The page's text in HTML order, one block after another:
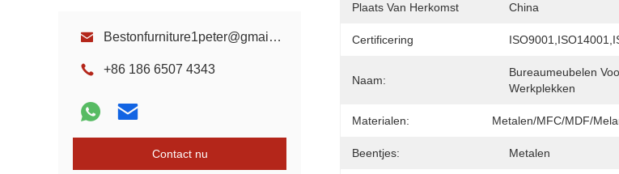
Bestonfurniture1peter@gmail.com
+86 186 6507 4343
Contact nu
Plaats Van Herkomst China
Certificering
Naam:
Bureaumeubelen
Werkplekken
Materialen: Metalen/MFC/MDF/
Beentjes: Metalen